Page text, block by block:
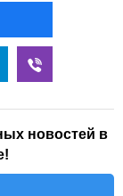
новостей в